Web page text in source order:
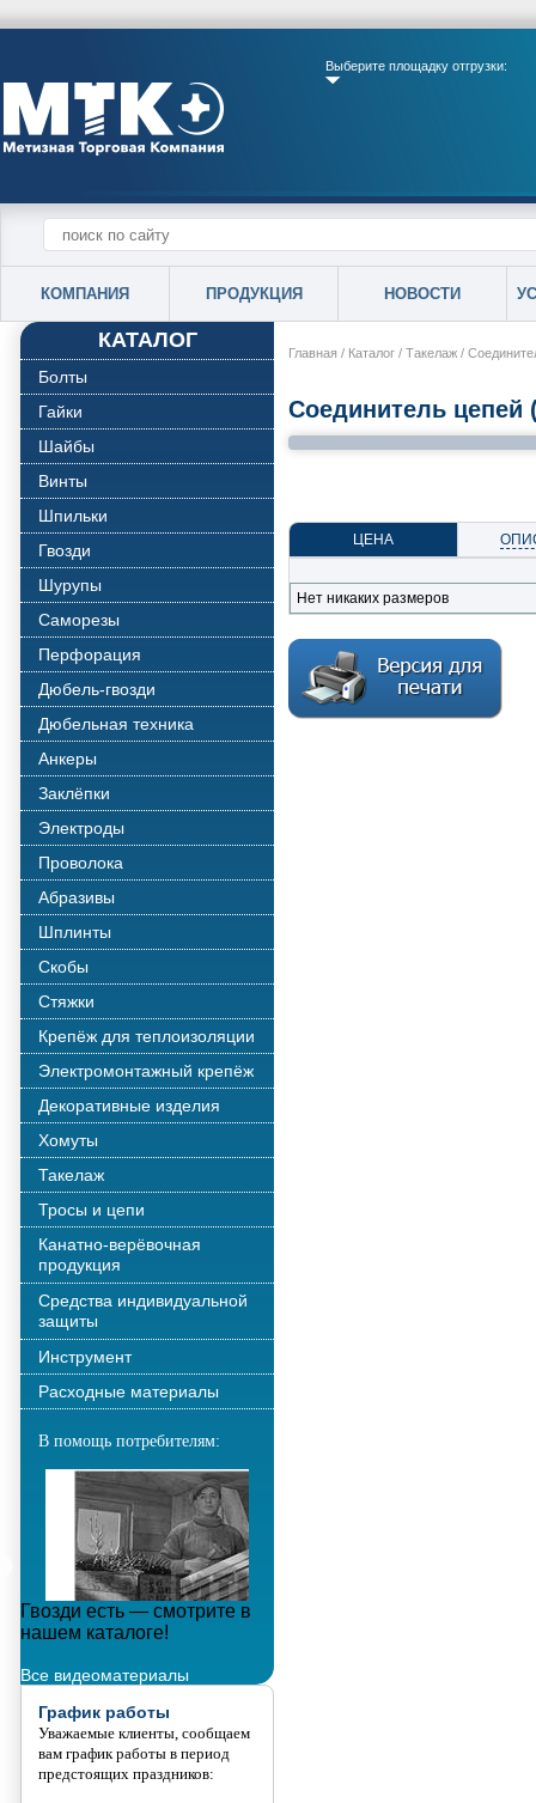
Выберите площадку отгрузки:
КОМПАНИЯ ПРОДУКЦИЯ НОВОСТИ
КАТАЛОГ
Болты
Гайки
Шайбы
Винты
Шпильки
Гвозди
Шурупы
Саморезы
Перфорация
Дюбель-гвозди
Дюбельная техника
Анкеры
Заклёпки
Электроды
Проволока
Абразивы
Шплинты
Скобы
Стяжки
Крепёж для теплоизоляции
Электромонтажный крепёж
Декоративные изделия
Хомуты
Такелаж
Тросы и цепи
Канатно-верёвочная
продукция
Средства индивидуальной
защиты
Инструмент
Расходные материалы
В помощь потребителям:
Гвозди есть — смотрите в
нашем каталоге!
Все видеоматериалы
График работы
Уважаемые клиенты, сообщаем
вам график работы в период
предстоящих праздников:
Главная / Каталог / Такелаж /
Соединитель цепей
ЦЕНА
Нет никаких размеров